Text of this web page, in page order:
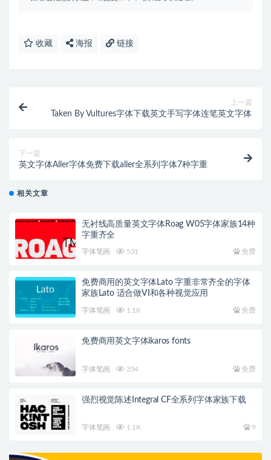
收藏 海报 链接
上一篇
Taken By Vultures字体下载英文手写字体连笔英文字体
下一篇
英文字体Aller字体免费下载aller全系列字体7种字重
相关文章
无衬线高质量英文字体Roag W05字体家族14种
字重齐全
字体笔画 531 免费
免费商用的英文字体Lato 字重非常齐全的字体
家族Lato 适合做VI和各种视觉应用
字体笔画 1.1K 免费
免费商用英文字体ikaros fonts
字体笔画 354 免费
强烈视觉陈述Integral CF全系列字体家族下载
字体笔画 1.1K 9